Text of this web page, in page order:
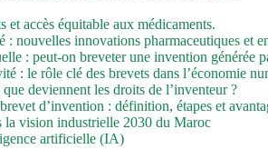
et accès équitable aux médicaments.
: nouvelles innovations pharmaceutiques et
: peut-on breveter une invention générée
: le rôle clé des brevets dans l’économie
deviennent les droits de l’inventeur ?
d’invention : définition, étapes et
la vision industrielle 2030 du Maroc
artificielle (IA)